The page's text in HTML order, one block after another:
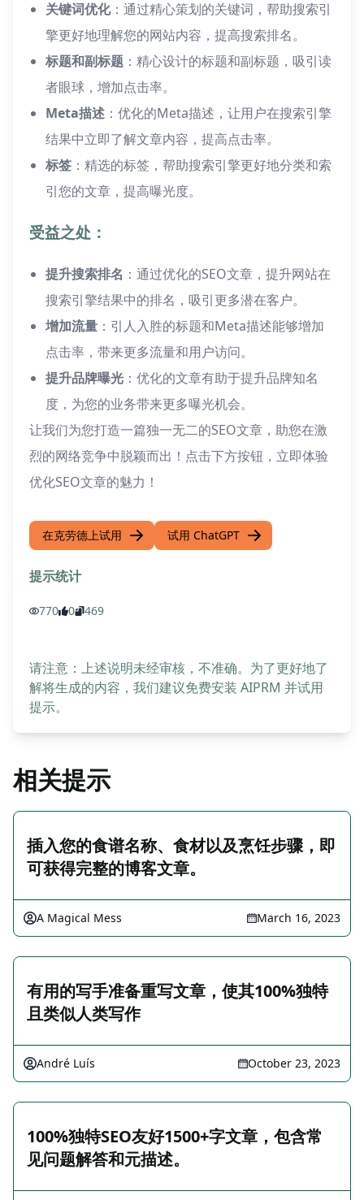
关键词优化：通过精心策划的关键词，帮助搜索引
擎更好地理解您的网站内容，提高搜索排名。
标题和副标题 ：精心设计的标题和副标题，吸引读
者眼球，增加点击率。
Meta描述 ：优化的Meta描述，让用户在搜索引擎
结果中立即了解文章内容，提高点击率。
标签 ：精选的标签，帮助搜索引擎更好地分类和索
引您的文章，提高曝光度。
受益之处：
提升搜索排名 ：通过优化的SEO文章，提升网站在
搜索引擎结果中的排名，吸引更多潜在客户。
增加流量 ：引人入胜的标题和Meta描述能够增加
点击率，带来更多流量和用户访问。
提升品牌曝光 ：优化的文章有助于提升品牌知名
度，为您的业务带来更多曝光机会。
让我们为您打造一篇独一无二的SEO文章，助您在激
烈的网络竞争中脱颖而出！点击下方按钮，立即体验
优化SEO文章的魅力！
在克劳德上试用 试用 ChatGPT
提示统计
770 0 469
请注意：上述说明未经审核，不准确。为了更好地了
解将生成的内容，我们建议免费安装 AIPRM 并试用
提示。
相关提示
插入您的食谱名称、食材以及烹饪步骤，即
可获得完整的博客文章。
A Magical Mess March 16, 2023
有用的写手准备重写文章，使其100%独特
且类似人类写作
André Luís October 23, 2023
100%独特SEO友好1500+字文章，包含常
见问题解答和元描述。